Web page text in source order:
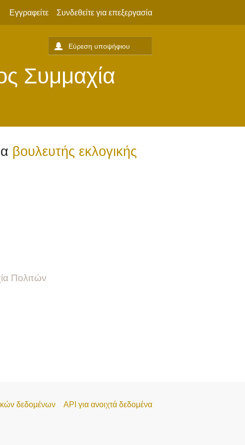
Εγγραφείτε Συνδεθείτε για επεξεργασία
Συμμαχία
βουλευτής εκλογικής
Πολιτών
δεδομένων API για ανοιχτά δεδομένα